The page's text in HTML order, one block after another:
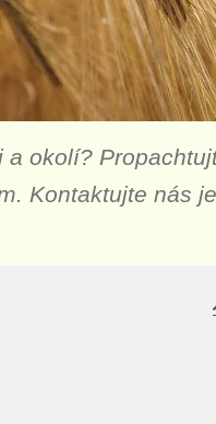
okolí?
Kontaktujte nás